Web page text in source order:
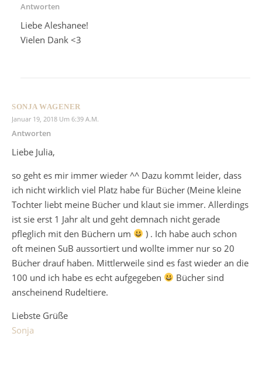
Antworten
Liebe Aleshanee!
Vielen Dank <3
SONJA WAGENER
Januar 19, 2018 Um 6:39 A.m.
Antworten
Liebe Julia,
so geht es mir immer wieder ^^ Dazu kommt leider, dass
ich nicht wirklich viel Platz habe für Bücher (Meine kleine
Tochter liebt meine Bücher und klaut sie immer. Allerdings
ist sie erst 1 Jahr alt und geht demnach nicht gerade
pfleglich mit den Büchern um
) . Ich habe auch schon
oft meinen SuB aussortiert und wollte immer nur so 20
Bücher drauf haben. Mittlerweile sind es fast wieder an die
100 und ich habe es echt aufgegeben
Bücher sind
anscheinend Rudeltiere.
Liebste Grüße
Sonja